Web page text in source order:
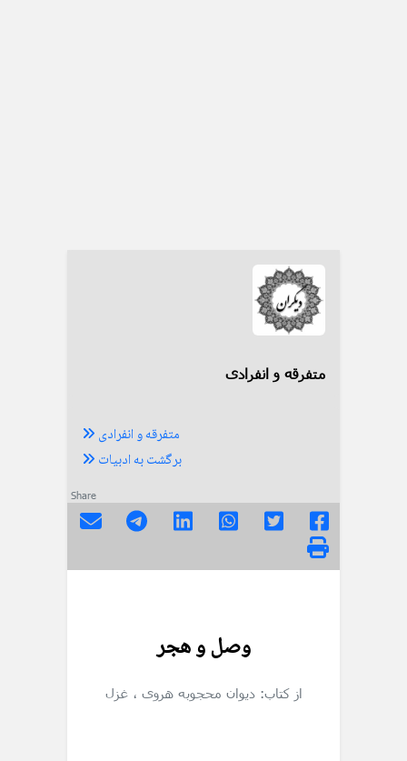
متفرقه و انفرادی
متفرقه و انفرادی
برگشت به ادبیات
Share
وصل و هجر
از کتاب: دیوان محجوبه هروی ، غزل